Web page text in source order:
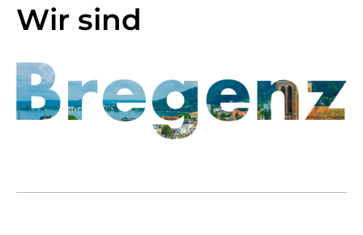
Wir sind